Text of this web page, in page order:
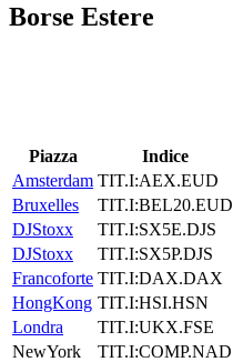
Borse Estere
Piazza Indice
Amsterdam TIT.I:AEX.EUD
Bruxelles
TIT.I:BEL20.EUD
DJStoxx
TIT.I:SX5E.DJS
DJStoxx
TIT.I:SX5P.DJS
Francoforte TIT.I:DAX.DAX
HongKong TIT.I:HSI.HSN
Londra
TIT.I:UKX.FSE
NewYork
TIT.I:COMP.NAD